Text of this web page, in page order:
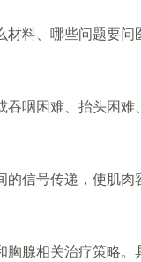
材料、哪些问题要问
咽困难、抬头困
信号传递，使肌
腺相关治疗策略